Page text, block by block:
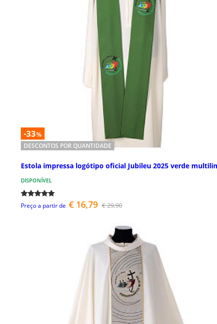
-33%
DESCONTOS POR QUANTIDADE
Estola impressa logótipo oficial Jubileu 2025 verde
DISPONÍVEL
Preço a partir de € 16,79 € 29,90